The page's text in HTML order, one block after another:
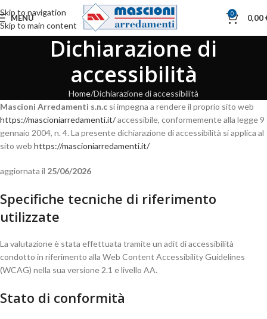
Skip to navigation
Skip to main content
MENU 0 0,00
Dichiarazione di
accessibilità
Home Dichiarazione di accessibilità
Mascioni Arredamenti s.n.c si impegna a rendere il proprio sito web
https://mascioniarredamenti.it/accessibile, conformemente alla legge 9
gennaio 2004, n. 4. La presente dichiarazione di accessibilità si applica al
sito web https://mascioniarredamenti.it/
aggiornata il 25/06/2026
Specifiche tecniche di riferimento
utilizzate
La valutazione è stata effettuata tramite un adit di accessibilità
condotto in riferimento alla Web Content Accessibility Guidelines
(WCAG) nella sua versione 2.1 e livello AA.
Stato di conformità